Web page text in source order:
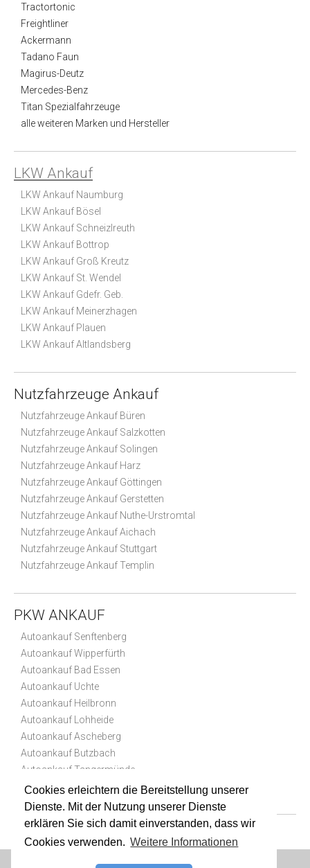
Cookies erleichtern die Bereitstellung unserer
Dienste. Mit der Nutzung unserer Dienste
erklären Sie sich damit einverstanden, dass wir
Cookies verwenden. Weitere Informationen
Tractortonic
Freightliner
Ackermann
Tadano Faun
Magirus-Deutz
Mercedes-Benz
Titan Spezialfahrzeuge
alle weiteren Marken und Hersteller
LKW Ankauf
LKW Ankauf Naumburg
LKW Ankauf Bösel
LKW Ankauf Schneizlreuth
LKW Ankauf Bottrop
LKW Ankauf Groß Kreutz
LKW Ankauf St. Wendel
LKW Ankauf Gdefr. Geb.
LKW Ankauf Meinerzhagen
LKW Ankauf Plauen
LKW Ankauf Altlandsberg
Nutzfahrzeuge Ankauf
Nutzfahrzeuge Ankauf Büren
Nutzfahrzeuge Ankauf Salzkotten
Nutzfahrzeuge Ankauf Solingen
Nutzfahrzeuge Ankauf Harz
Nutzfahrzeuge Ankauf Göttingen
Nutzfahrzeuge Ankauf Gerstetten
Nutzfahrzeuge Ankauf Nuthe-Urstromtal
Nutzfahrzeuge Ankauf Aichach
Nutzfahrzeuge Ankauf Stuttgart
Nutzfahrzeuge Ankauf Templin
PKW ANKAUF
Autoankauf Senftenberg
Autoankauf Wipperfürth
Autoankauf Bad Essen
Autoankauf Uchte
Autoankauf Heilbronn
Autoankauf Lohheide
Autoankauf Ascheberg
Autoankauf Butzbach
Autoankauf Tangermünde
Autoankauf Parchim